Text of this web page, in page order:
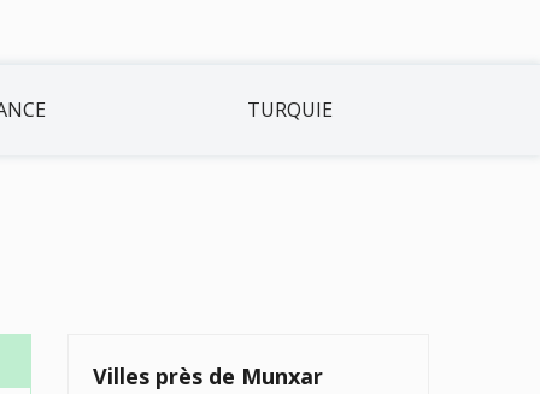
TURQUIE
Villes près de Munxar